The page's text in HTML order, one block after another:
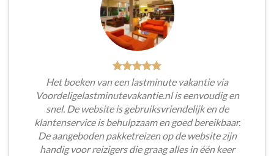
Het boeken van een lastminute vakantie via
Voordeligelastminutevakantie.nl is eenvoudig en
snel. De website is gebruiksvriendelijk en de
klantenservice is behulpzaam en goed bereikbaar.
De aangeboden pakketreizen op de website zijn
handig voor reizigers die graag alles in één keer